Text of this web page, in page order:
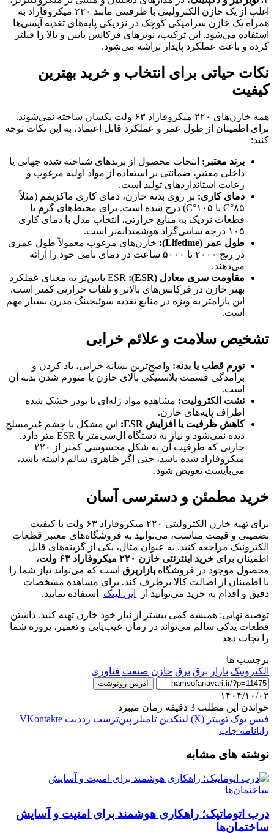
اغلب از یک خازن الکترولیتی با ظرفیتی مانند ۲۲۰ میکروفاراد به
همراه یک خازن سرامیکی کوچک در نزدیکی پایه‌های تغذیه آیسی‌ها
استفاده می‌شود. این ترکیب، نویزهای فرکانس پایین و بالا را فیلتر
کرده و باعث عملکرد پایدار تراشه می‌شود.
نکات حیاتی برای انتخاب و خرید بهترین
کیفیت
همه خازن‌های ۲۲۰ میکروفاراد ۶۳ ولت یکسان ساخته نمی‌شوند.
برای اطمینان از طول عمر و عملکرد قابل اعتماد، به این نکات توجه
کنید:
برند معتبر: انتخاب محصول از برندهای شناخته شده جهانی یا
داخلی معتبر، ضمانتی بر استفاده از مواد اولیه مرغوب و
رعایت استانداردهای تولید است.
دمای کاری: بر روی بدنه خازن، دمای کاری ماکزیمم (مثلاً
۸۵°C یا ۱۰۵°C) درج شده است. برای محیط‌های گرم یا
قطعات نزدیک به منابع حرارتی، انتخاب مدل با دمای کاری
۱۰۵ درجه سانتی‌گراد هوشمندانه‌تر است.
طول عمر (Lifetime):
خازن‌های مرغوب معمولاً طول عمری
در رنج ۲۰۰۰ تا ۵۰۰۰ ساعت در دمای نامی خود را ارائه
می‌دهند.
مقاومت سری معادل (ESR):
ESR پایین‌تر به معنای عملکرد
بهتر خازن در فرکانس‌های بالاتر و تلفات حرارتی کمتر است.
این پارامتر به ویژه در منابع تغذیه سوئیچینگ مدرن بسیار مهم
است.
تشخیص سلامت و علائم خرابی
تورم قطب یا بدنه: واضح‌ترین نشانه خرابی، باد کردن و
برآمدگی قسمت پلاستیکی بالای خازن یا متورم شدن بدنه آن
است.
نشت الکترولیت: مشاهده مواد ژله‌ای یا پودر خشک شده
اطراف پایه‌های خازن.
کاهش ظرفیت یا افزایش ESR:
این مشکل با چشم غیرمسلح
دیده نمی‌شود و نیاز به دستگاه ال‌سی‌متر یا ESR متر دارد.
خازنی که ظرفیت آن به شکل محسوسی کمتر از ۲۲۰
میکروفاراد شده باشد، حتی اگر ظاهری سالم داشته باشد،
می‌بایست تعویض شود.
خرید مطمئن و دسترسی آسان
برای تهیه خازن الکترولیتی ۲۲۰ میکروفاراد ۶۳ ولت با کیفیت
تضمینی و قیمت مناسب، می‌توانید به فروشگاه‌های معتبر قطعات
الکترونیک مراجعه کنید. به عنوان مثال، یکی از گزینه‌های قابل
اطمینان برای خرید اینترنتی خازن ۲۲۰ میکروفاراد ۶۳ ولت
،
محصول موجود در فروشگاه بازاربرق است که می‌تواند نیاز شما را
با اطمینان از اصالت کالا برطرف کند. برای مشاهده مشخصات
دقیق و اقدام به خرید می‌توانید از
این لینک استفاده نمایید.
توصیه نهایی: همیشه کمی بیشتر از نیاز خود خازن تهیه کنید. داشتن
قطعات یدکی سالم می‌تواند در زمان عیب‌یابی و تعمیر، پروژه شما
را نجات دهد
برچسب ها
الکترونیک بازار برق برق خازن صنعت فناوری
آدرس رونوشت
۱۴۰۴/۱۰/۰۲
خواندن این مطلب 3 دقیقه زمان میبرد
فیس بوک توییتر (X) لینکدین ‫تامبلر ‫پین‌ترست ‫رددیت ‫VKontakte
رایانامه چاپ
نوشته های مشابه
درب اتوماتیک؛ راهکاری هوشمند برای امنیت و آسایش
ساختمان‌ها